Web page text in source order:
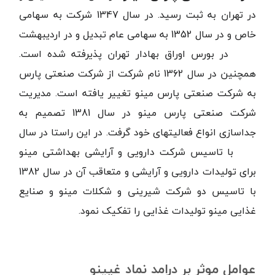
در تهران به ثبت رسید. در سال 1347 شرکت به سهامی
خاص و در سال 1352 به سهامی عام تبدیل و در اردیبهشت
1353 در بورس اوراق بهادار تهران پذیرفته شده است.
همچنین در سال 1362 نام شرکت از شرکت صنعتی پارس
به شرکت صنعتی پارس مینو تغییر یافته است. مدیریت
شرکت صنعتی پارس مینو در سال 1381 تصمیم به
جداسازی انواع فعالیتهای خود گرفت. در این راستا در سال
1381 با تاسیس شرکت دارویی و آرایشی بهداشتی مینو
برای تولیدات دارویی و آرایشی و متعاقب آن در سال 1382
با تاسیس دو شرکت شیرینی و شکلات مینو و صنایع
غذایی مینو تولیدات غذایی را تفکیک نمود.
عوامل موثر بر درامد نماد غپینو